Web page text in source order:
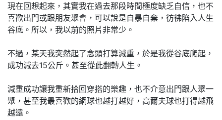
現在回想起來，其實我在過去那段時間極度缺乏自信，也不
喜歡出門或跟朋友聚會，可以說是自暴自棄，彷彿陷入人生
谷底。所以，我以前的照片非常少。
不過，某天我突然起了念頭打算減重，於是我從谷底爬起，
成功減去15公斤。甚至從此翻轉人生。
減重成功讓我重新拾回穿搭的樂趣，也不介意出門跟人聚一
聚，甚至我最喜歡的網球也越打越好，高爾夫球也打得越飛
越遠。